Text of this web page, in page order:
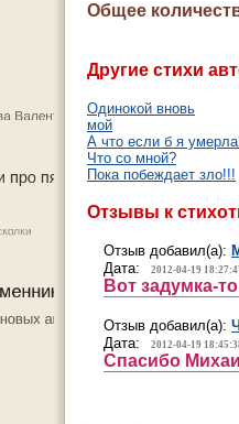
Общее
Другие стихи
Одинокой вновь
мой
А что если б я
Что со мной?
Пока побеждает зло!!!
Отзывы к
Отзыв добавил(а):
Дата:
2012-04-19
Вот задумка-
Отзыв добавил(а):
Дата:
2012-04-19
Спасибо